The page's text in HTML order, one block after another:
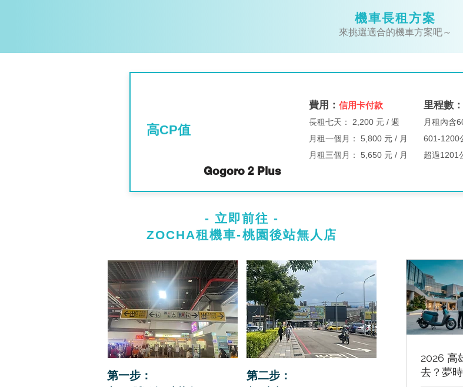
機車長租方案
來挑選適合的機車方案吧～
​高CP值
Gogoro 2 Plus
費用 ： 信用卡付款
長租七天： 2,200 元 / 週
月租一個月： 5,800 元 / 月
月租三個月： 5,650 元 / 月
里程數：
月租內含
601-1200
超過1201
- ​立即前往 -
ZOCHA租機車-桃園後站無人店
第一步： 第二步：
2026 高
去？夢